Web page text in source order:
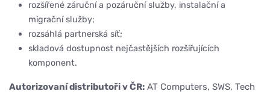
rozšířené záruční a pozáruční služby, instalační a
migrační služby;
rozsáhlá partnerská síť;
skladová dostupnost nejčastějších rozšiřujících
komponent.
Autorizovaní distributoři v ČR: AT Computers, SWS, Tech